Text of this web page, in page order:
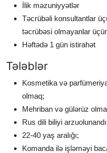
İlik məzuniyyətlər
Təcrübəli konsultantlar
təcrübəsi olmayanlar
Həftədə 1 gün istirahət
Tələblər
Kosmetika və
olmaq;
Mehriban və gülərüz
Rus dili biliyi
22-40 yaş aralığı;
Komanda ilə işləməyi